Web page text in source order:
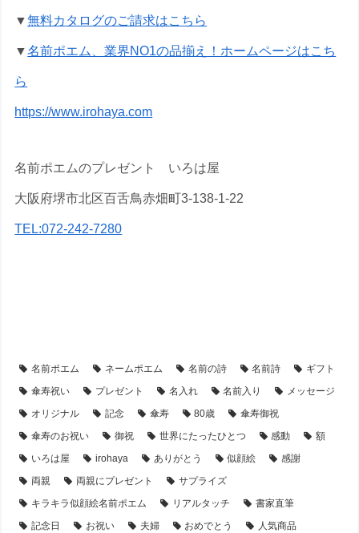
▼無料カタログのご請求はこちら
▼名前ポエム、業界NO1の品揃え！ホームページはこち
ら
https://www.irohaya.com
名前ポエムのプレゼント いろは屋
大阪府堺市北区百舌鳥赤畑町3-138-1-22
TEL:072-242-7280
名前ポエム ネームポエム 名前の詩 名前詩
ギフト
傘寿祝い
プレゼント 名入れ 名前入り
メッセージ
オリジナル
記念 傘寿 80歳
傘寿御祝
傘寿のお祝い
御祝 世界にたったひとつ 感動
額
いろは屋
irohaya ありがとう 似顔絵
感謝
両親
両親にプレゼント
サプライズ
キラキラ似顔絵名前ポエム
リアルタッチ
書家直筆
記念日
お祝い 夫婦 おめでとう 人気商品